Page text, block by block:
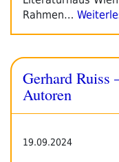
Rahmen…
Gerhard Ruiss
Autoren
19.09.2024